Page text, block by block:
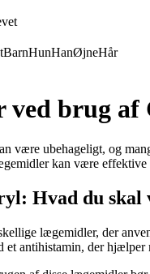
BarnHunHanØjneHår
ved brug
være ubehageligt, og
kan være effektive
Hvad du skal
lægemidler, der
et antihistamin, der